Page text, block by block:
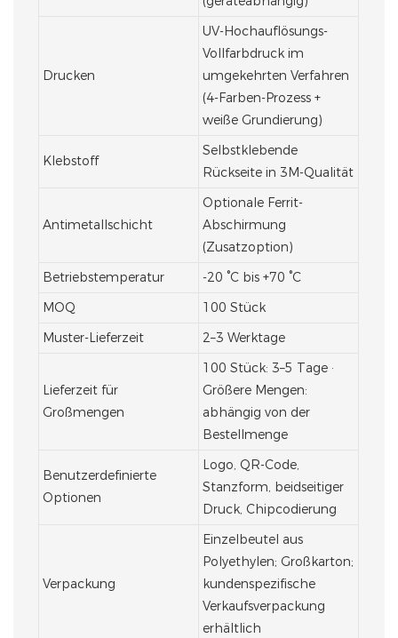
Drucken
UV-Hochauflösungs-
Vollfarbdruck im
umgekehrten Verfahren
(4-Farben-Prozess +
weiße Grundierung)
Klebstoff
Selbstklebende
Rückseite in 3M-Qualität
Antimetallschicht
Optionale Ferrit-
Abschirmung
(Zusatzoption)
Betriebstemperatur
-20 °C bis +70 °C
MOQ
100 Stück
Muster-Lieferzeit
2–3 Werktage
Lieferzeit für
Großmengen
100 Stück: 3–5 Tage ·
Größere Mengen:
abhängig von der
Bestellmenge
Benutzerdefinierte
Optionen
Logo, QR-Code,
Stanzform, beidseitiger
Druck, Chipcodierung
Verpackung
Einzelbeutel aus
Polyethylen; Großkarton;
kundenspezifische
Verkaufsverpackung
erhältlich